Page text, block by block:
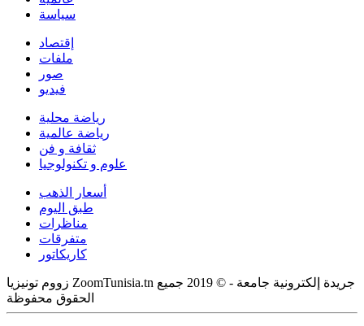
سياسة
إقتصاد
ملفات
صور
فيديو
رياضة محلية
رياضة عالمية
ثقافة و فن
علوم و تكنولوجيا
أسعار الذهب
طبق اليوم
مناظرات
متفرقات
كاريكاتور
زووم تونيزيا ZoomTunisia.tn جريدة إلكترونية جامعة - © 2019 جميع
الحقوق محفوظة